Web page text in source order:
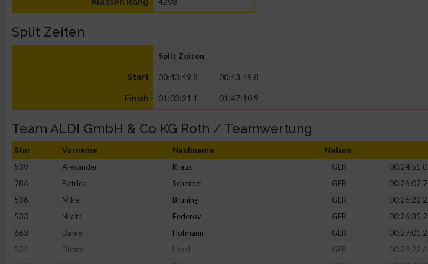
Split Zeiten
Split Zeiten
Start 00:43:49.8 00:43:49.8
Finish 01:03:21.1 01:47:10.9
Team ALDI GmbH & Co KG Roth / Teamwertung
Stnr Vorname Nachname Nation
539 Alexander Kraus GER 00:24:51.0
786
Patrick Scherbel GER
00:26:07.7
536
Mike Brüning GER
00:26:22.2
533
Nikita Federov GER
00:26:35.2
663
Daniel Hofmann GER
00:27:01.2
534
Dieter Lösel GER
00:28:22.6